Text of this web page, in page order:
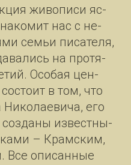
жи­во­пи­си яс­
нас с не­
семьи пи­са­те­ля,
на про­тя­
Осо­бая цен­
в том, что
его
из­вест­ны­
– Крам­ским,
Все опи­сан­ные